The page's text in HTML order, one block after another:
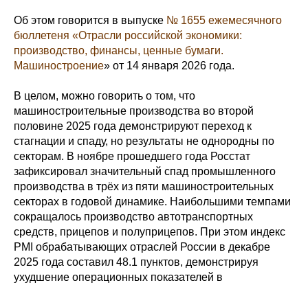
Об этом говорится в выпуске № 1655 ежемесячного
бюллетеня «Отрасли российской экономики:
производство, финансы, ценные бумаги.
Машиностроение» от 14 января 2026 года.
В целом, можно говорить о том, что
машиностроительные производства во второй
половине 2025 года демонстрируют переход к
стагнации и спаду, но результаты не однородны по
секторам. В ноябре прошедшего года Росстат
зафиксировал значительный спад промышленного
производства в трёх из пяти машиностроительных
секторах в годовой динамике. Наибольшими темпами
сокращалось производство автотранспортных
средств, прицепов и полуприцепов. При этом индекс
PMI обрабатывающих отраслей России в декабре
2025 года составил 48.1 пунктов, демонстрируя
ухудшение операционных показателей в